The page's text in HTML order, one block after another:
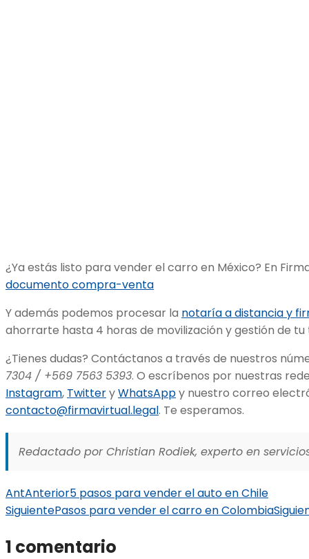
¿Ya estás listo para vender el carro en México? En
documento compra-venta
Y además podemos procesar la notaría a distancia y
ahorrarte hasta 4 horas de movilización y gestión de tu
¿Tienes dudas? Contáctanos a través de nuestros
7304 / +569 7563 5393. O escríbenos por nuestras
Instagram, TwitteryWhatsAppy nuestro correo
contacto@firmavirtual.legal. Te esperamos.
Redactado por Christian Rodiek, experto en
AntAnterior5 pasos para vender el auto en Chile
SiguientePasos para vender el carro en Colombia
1 comentario